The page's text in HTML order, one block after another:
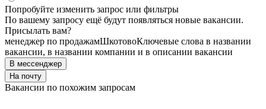
Попробуйте изменить запрос или фильтры
По вашему запросу ещё будут появляться новые вакансии.
Присылать вам?
менеджер по продажамШкотовоКлючевые слова в названии
вакансии, в названии компании и в описании вакансии
В мессенджер
На почту
Вакансии по похожим запросам